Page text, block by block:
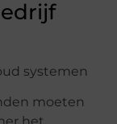
systemen
moeten